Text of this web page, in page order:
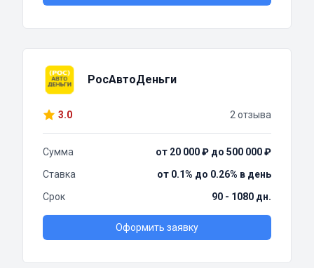
РосАвтоДеньги
3.0 2 отзыва
Сумма
от 20 000 ₽ до 500 000 ₽
Ставка
от 0.1% до 0.26% в день
Срок
90 - 1080 дн.
Оформить заявку